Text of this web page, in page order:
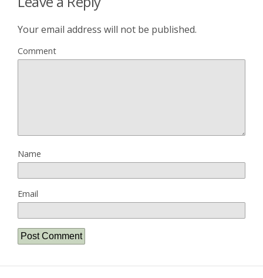
Your email address will not be published.
Comment
Name
Email